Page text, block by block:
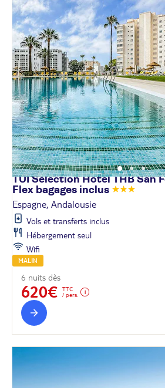
TUI Sélection Hôtel THB San
Flex bagages inclus
Espagne, Andalousie
Vols et transferts inclus
Hébergement seul
Wifi
MALIN
6 nuits dès
620€
TTC
/ pers.